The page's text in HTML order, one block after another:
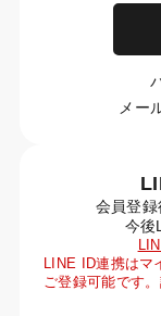
メー
会員登
今後
LINE ID連携はマ
ご登録可能です